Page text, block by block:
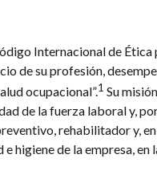
Internacional de Ética
de su profesión,
ocupacional”.1 Su
de la fuerza laboral y,
rehabilitador y, en
higiene de la empresa, en